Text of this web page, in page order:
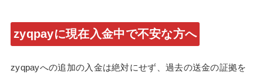
zyqpayに現在入金中で不安な方へ
zyqpayへの追加の入金は絶対にせず、過去の送金の証拠を